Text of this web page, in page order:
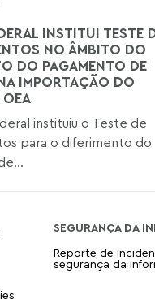
INSTITUI TESTE
NO ÂMBITO DO
DO PAGAMENTO DE
IMPORTAÇÃO DO
instituiu o Teste de
para o diferimento do
SEGURANÇA DA
Reporte de
segurança da